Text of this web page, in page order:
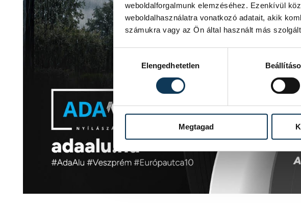
weboldalforgalmunk elemzéséhez. Ezenkívül
weboldalhasználatra vonatkozó adatait, akik
számukra vagy az Ön által használt más
Elengedhetetlen
Megtagad